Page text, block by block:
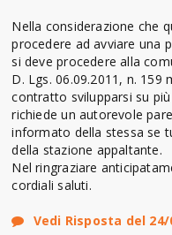
Nella considerazione che
procedere ad avviare una
si deve procedere alla
D. Lgs. 06.09.2011, n. 159
contratto svilupparsi su
richiede un autorevole
informato della stessa se
della stazione appaltante.
Nel ringraziare
cordiali saluti.
Vedi Risposta del 24/